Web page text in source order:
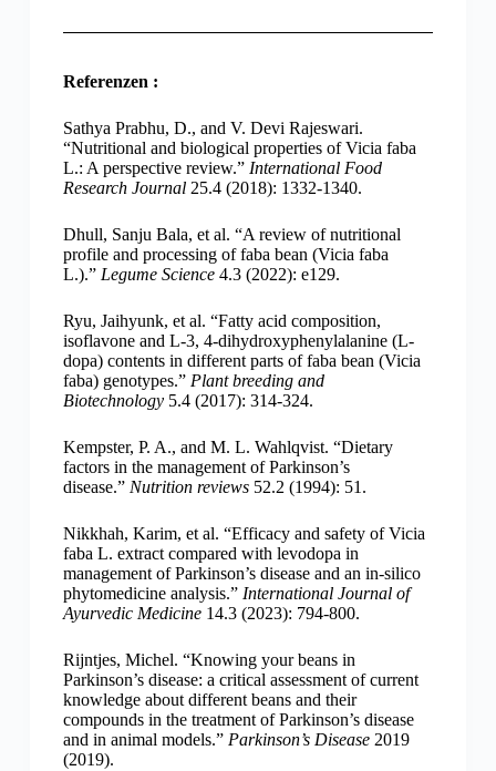
Referenzen :
Sathya Prabhu, D., and V. Devi Rajeswari.
“Nutritional and biological properties of Vicia faba
L.: A perspective review.” International Food
Research Journal25.4 (2018): 1332-1340.
Dhull, Sanju Bala, et al. “A review of nutritional
profile and processing of faba bean (Vicia faba
L.).” Legume Science4.3 (2022): e129.
Ryu, Jaihyunk, et al. “Fatty acid composition,
isoflavone and L-3, 4-dihydroxyphenylalanine (L-
dopa) contents in different parts of faba bean (Vicia
faba) genotypes.” Plant breeding and
Biotechnology5.4 (2017): 314-324.
Kempster, P. A., and M. L. Wahlqvist. “Dietary
factors in the management of Parkinson’s
disease.” Nutrition reviews52.2 (1994): 51.
Nikkhah, Karim, et al. “Efficacy and safety of Vicia
faba L. extract compared with levodopa in
management of Parkinson’s disease and an in-silico
phytomedicine analysis.” International Journal of
Ayurvedic Medicine14.3 (2023): 794-800.
Rijntjes, Michel. “Knowing your beans in
Parkinson’s disease: a critical assessment of current
knowledge about different beans and their
compounds in the treatment of Parkinson’s disease
and in animal models.” Parkinson’s Disease2019
(2019).